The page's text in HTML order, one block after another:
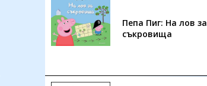
Пепа Пиг: На лов за
съкровища